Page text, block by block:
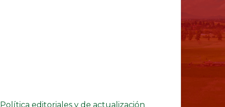
Política editoriales y de actualización